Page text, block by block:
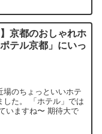
】京都のおしゃれホ
テル京都」にいっ
場のちょっといいホテ
した。 「ホテル」では
いますね〜 期待大で